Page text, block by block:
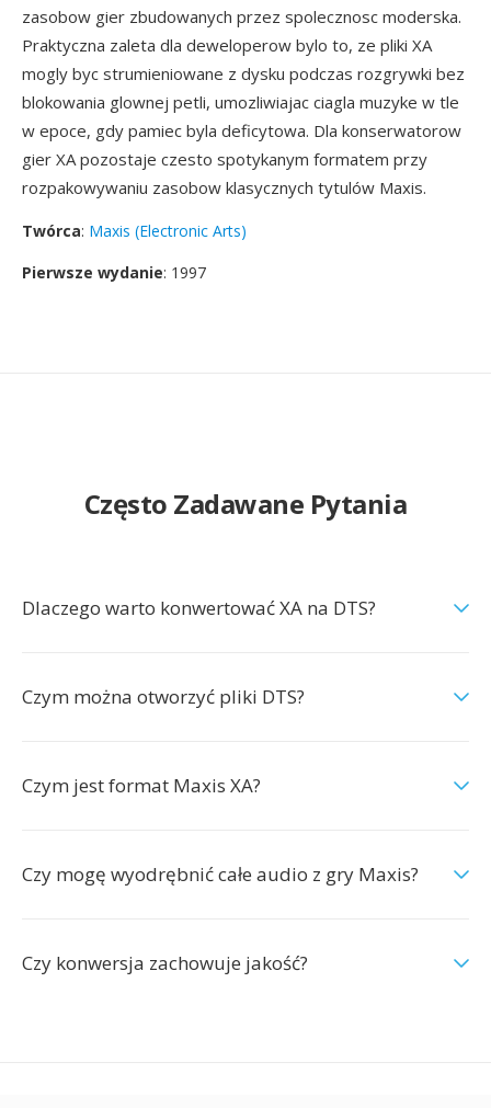
zasobow gier zbudowanych przez spolecznosc moderska.
Praktyczna zaleta dla deweloperow bylo to, ze pliki XA
mogly byc strumieniowane z dysku podczas rozgrywki bez
blokowania glownej petli, umozliwiajac ciagla muzyke w tle
w epoce, gdy pamiec byla deficytowa. Dla konserwatorow
gier XA pozostaje czesto spotykanym formatem przy
rozpakowywaniu zasobow klasycznych tytulów Maxis.
Twórca: Maxis (Electronic Arts)
Pierwsze wydanie: 1997
Często Zadawane Pytania
Dlaczego warto konwertować XA na DTS?
Czym można otworzyć pliki DTS?
Czym jest format Maxis XA?
Czy mogę wyodrębnić całe audio z gry Maxis?
Czy konwersja zachowuje jakość?